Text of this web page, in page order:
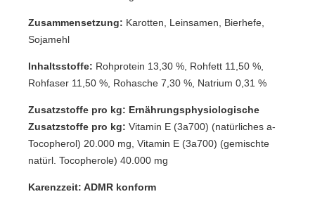
Zusammensetzung: Karotten, Leinsamen, Bierhefe,
Sojamehl
Inhaltsstoffe: Rohprotein 13,30 %, Rohfett 11,50 %,
Rohfaser 11,50 %, Rohasche 7,30 %, Natrium 0,31 %
Zusatzstoffe pro kg: Ernährungsphysiologische
Zusatzstoffe pro kg: Vitamin E (3a700) (natürliches a-
Tocopherol) 20.000 mg, Vitamin E (3a700) (gemischte
natürl. Tocopherole) 40.000 mg
Karenzzeit: ADMR konform